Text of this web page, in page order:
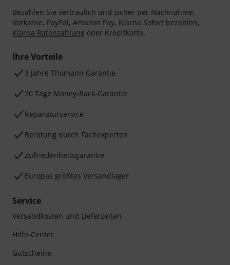
Bezahlen Sie vertraulich und sicher per Nachnahme,
Vorkasse, PayPal, Amazon Pay, Klarna Sofort bezahlen,
Klarna Ratenzahlung oder Kreditkarte.
Ihre Vorteile
3 Jahre Thomann Garantie
30 Tage Money-Back-Garantie
Reparaturservice
Beratung durch Fachexperten
Zufriedenheitsgarantie
Europas größtes Versandlager
Service
Versandkosten und Lieferzeiten
Hilfe-Center
Gutscheine